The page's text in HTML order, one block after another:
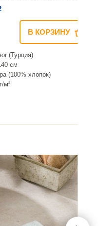
В КОРЗИНУ
(Турция)
см
(100% хлопок)
м²